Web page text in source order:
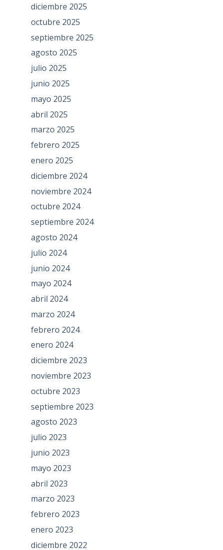
diciembre 2025
octubre 2025
septiembre 2025
agosto 2025
julio 2025
junio 2025
mayo 2025
abril 2025
marzo 2025
febrero 2025
enero 2025
diciembre 2024
noviembre 2024
octubre 2024
septiembre 2024
agosto 2024
julio 2024
junio 2024
mayo 2024
abril 2024
marzo 2024
febrero 2024
enero 2024
diciembre 2023
noviembre 2023
octubre 2023
septiembre 2023
agosto 2023
julio 2023
junio 2023
mayo 2023
abril 2023
marzo 2023
febrero 2023
enero 2023
diciembre 2022